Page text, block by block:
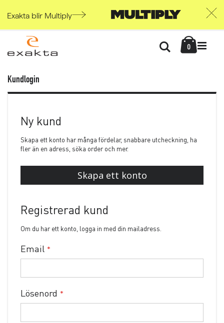
Exakta blir Multiply
Content
0items
Söka
Kundlogin
Ny kund
Skapa ett konto har många fördelar, snabbare utcheckning, ha
fler än en adress, söka order och mer.
Skapa ett konto
Registrerad kund
Om du har ett konto, logga in med din mailadress.
Email
Lösenord